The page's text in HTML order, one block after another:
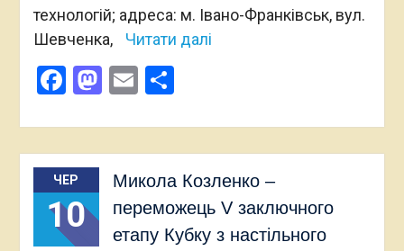
технологій; адреса: м. Івано-Франківськ, вул.
Шевченка,
Читати далі
Facebook
Mastodon
EmailПоділитися
ЧЕР
10
Микола Козленко –
переможець V заключного
етапу Кубку з настільного